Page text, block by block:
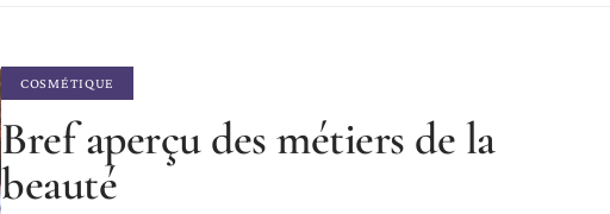
COSMÉTIQUE
Bref aperçu des métiers de la
beauté